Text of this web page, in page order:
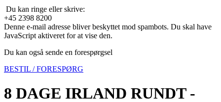
Du kan ringe eller skrive:
+45 2398 8200
Denne e-mail adresse bliver beskyttet mod spambots. Du skal have
JavaScript aktiveret for at vise den.
Du kan også sende en forespørgsel
BESTIL / FORESPØRG
8 DAGE IRLAND RUNDT -